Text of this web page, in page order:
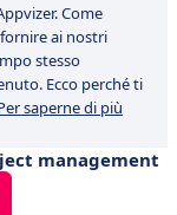
Come
ai nostri
stesso
Ecco perché ti
saperne di più
management